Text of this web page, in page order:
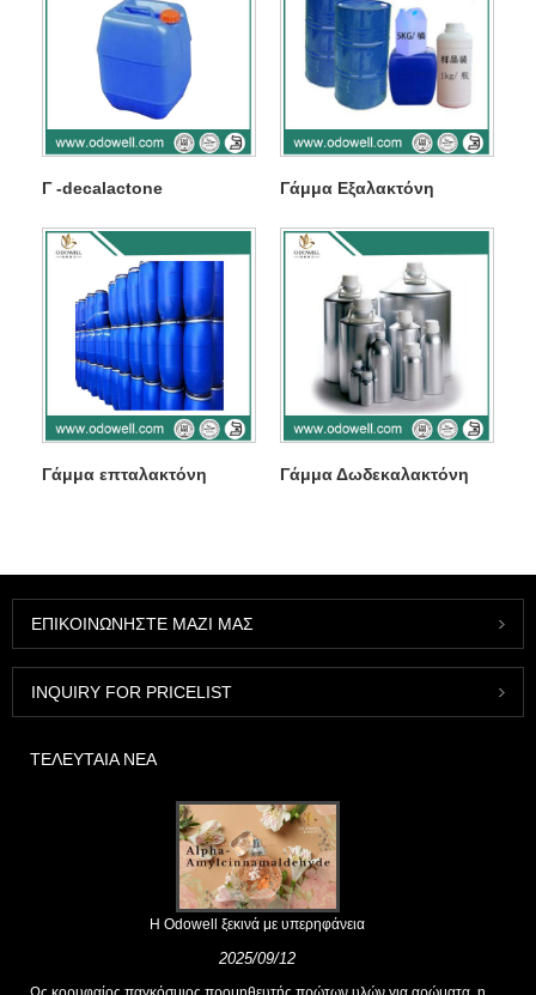
Γ -decalactone Γάμμα Εξαλακτόνη
Γάμμα επταλακτόνη Γάμμα Δωδεκαλακτόνη
ΕΠΙΚΟΙΝΩΝΉΣΤΕ ΜΑΖΊ ΜΑΣ
INQUIRY FOR PRICELIST
ΤΕΛΕΥΤΑΊΑ ΝΈΑ
Η Odowell ξεκινά με υπερηφάνεια
2025/09/12